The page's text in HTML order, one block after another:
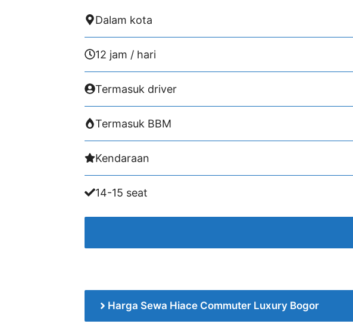
Dalam kota
12 jam / hari
Termasuk driver
Termasuk BBM
Kendaraan
14-15 seat
Harga Sewa Hiace Commuter Luxury Bogor